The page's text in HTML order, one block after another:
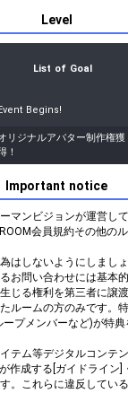
Level
List of Goal
Event Begins!
リジナルアバター制作権獲
！
Important notice
マンビジョンが運営して
会員規約その他の
はしないようにしましょ
お問い合わせには基本
じる権利を第三者に譲
ルームの方のみです。
プメンバーなど)が特
テム等デジタルコンテ
作成する[ガイドライン]
。これらに違反してい